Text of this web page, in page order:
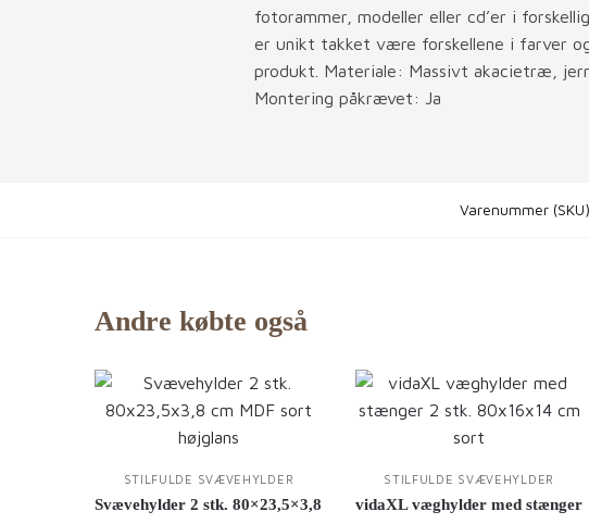
fotorammer, modeller eller cd’er i
er unikt takket være forskellene i farver
produkt. Materiale: Massivt akacietræ,
Montering påkrævet: Ja
Varenummer
Andre købte også
STILFULDE SVÆVEHYLDER
Svævehylder 2 stk. 80×23,5×3,8
STILFULDE SVÆVEHYLDER
vidaXL væghylder med stænger